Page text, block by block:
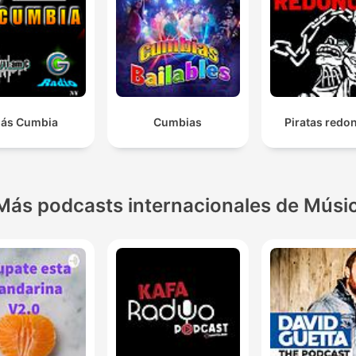
Cumbia Cumbias Piratas
podcasts internacionales de